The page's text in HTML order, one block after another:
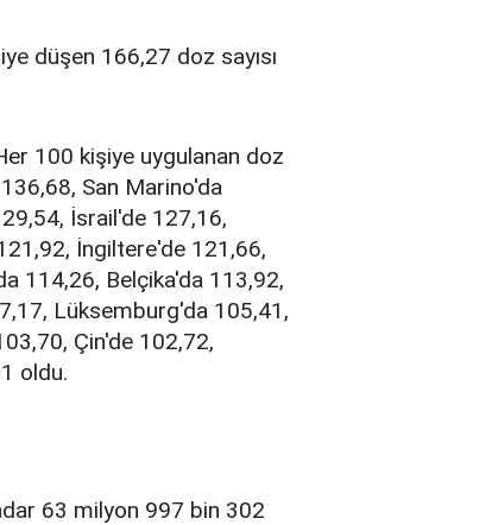
düşen 166,27 doz sayısı
100 kişiye uygulanan doz
San Marino'da
İsrail'de 127,16,
İngiltere'de 121,66,
114,26, Belçika'da 113,92,
Lüksemburg'da 105,41,
Çin'de 102,72,
oldu.
63 milyon 997 bin 302